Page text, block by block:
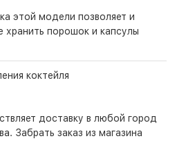
этой модели позволяет и
хранить порошок и капсулы
коктейля
доставку в любой город
. Забрать заказ из магазина